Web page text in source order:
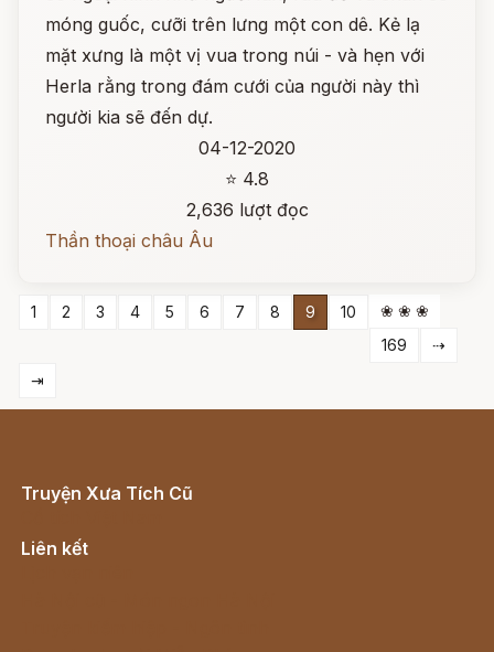
móng guốc, cưỡi trên lưng một con dê. Kẻ lạ
mặt xưng là một vị vua trong núi - và hẹn với
Herla rằng trong đám cưới của người này thì
người kia sẽ đến dự.
04-12-2020
⭐ 4.8
2,636 lượt đọc
Thần thoại châu Âu
1 2 3 4 5 6 7 8 9 10
❀ ❀ ❀
169
⇢
⇥
Truyện Xưa Tích Cũ
Liên kết